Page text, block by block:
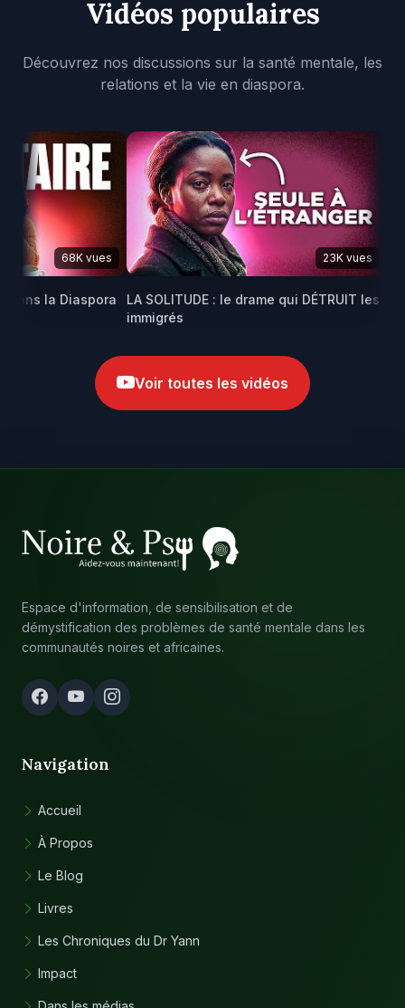
Vidéos populaires
Découvrez nos discussions sur la santé mentale, les
relations et la vie en diaspora.
68K vues
la Diaspora
23K vues
LA SOLITUDE : le drame qui DÉTRUIT les
immigrés
Maris
Voir toutes les vidéos
Espace d'information, de sensibilisation et de
démystification des problèmes de santé mentale dans les
communautés noires et africaines.
Navigation
Accueil
À Propos
Le Blog
Livres
Les Chroniques du Dr Yann
Impact